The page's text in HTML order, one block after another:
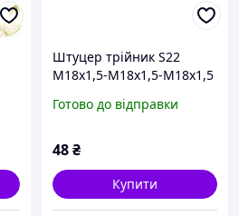
Штуцер трійник S22
М18х1,5-М18х1,5-М18х1,5
Готово до відправки
48₴
Купити